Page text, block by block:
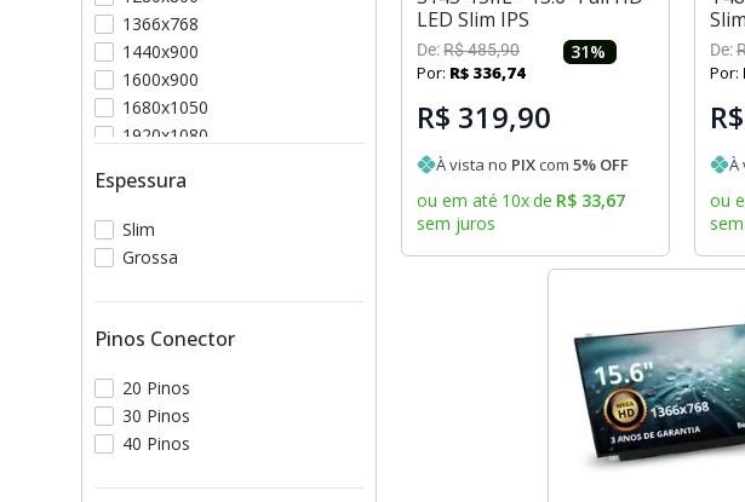
1366x768
1440x900
1600x900
1680x1050
1920x1080
Espessura
Slim
Grossa
Pinos Conector
20 Pinos
30 Pinos
40 Pinos
LED Slim IPS
De:R$485,90 31%
Por: R$ 336,74
R$ 319,90
À vista no PIXcom5% OFF
ou em até 10xde R$ 33,67
sem juros
De:
Por:
À
ou